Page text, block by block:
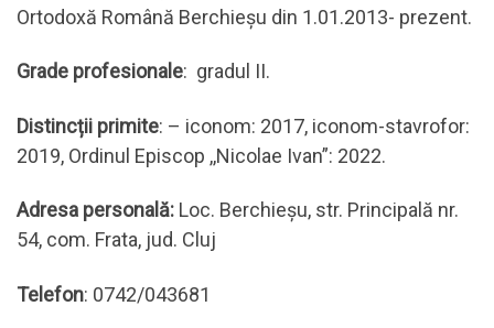
Ortodoxă Română Berchieșu din 1.01.2013- prezent.
Grade profesionale: gradul II.
Distincții primite: – iconom: 2017, iconom-stavrofor:
2019, Ordinul Episcop ,,Nicolae Ivan”: 2022.
Adresa personală: Loc. Berchieșu, str. Principală nr.
54, com. Frata, jud. Cluj
Telefon: 0742/043681